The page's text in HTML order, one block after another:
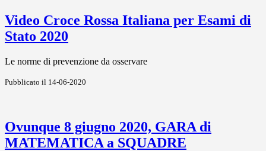
Video Croce Rossa Italiana per Esami di
Stato 2020
Le norme di prevenzione da osservare
Pubblicato il 14-06-2020
Ovunque 8 giugno 2020, GARA di
MATEMATICA a SQUADRE